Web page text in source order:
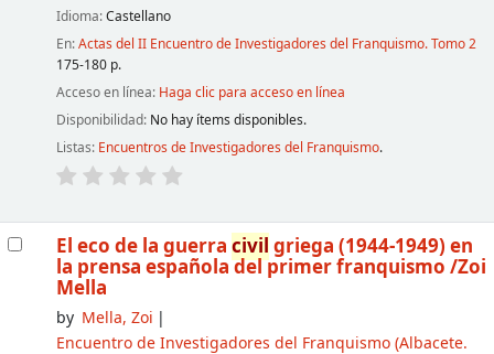
Idioma:Castellano
En:Actas del II Encuentro de Investigadores del Franquismo. Tomo 2
175-180 p.
Acceso en línea: Haga clic para acceso en línea
Disponibilidad: No hay ítems disponibles.
Listas: Encuentros de Investigadores del Franquismo.
El eco de la guerra civil griega (1944-1949) en
la prensa española del primer franquismo /Zoi
Mella
by Mella, Zoi
Encuentro de Investigadores del Franquismo(Albacete.